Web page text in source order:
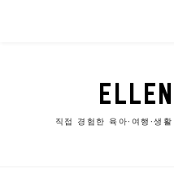
직접 경험한 육아·여행·생